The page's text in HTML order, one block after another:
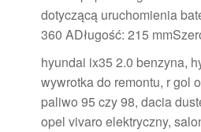
dotyczącą uruchomienia
360 ADługość: 215
hyundai ix35 2.0 benzyna,
wywrotka do remontu, r gol
paliwo 95 czy 98, dacia
opel vivaro elektryczny,